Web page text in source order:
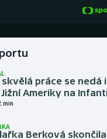
skvělá práce se nedá
Jižní Ameriky na
min
Berková